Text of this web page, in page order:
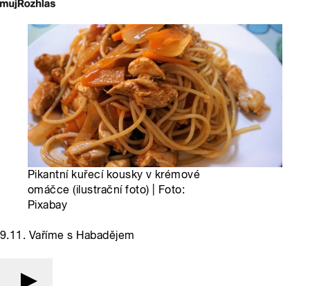
Pikantní kuřecí kousky v krémové
omáčce (ilustrační foto) | Foto:
Pixabay
9.11. Vaříme s Habadějem